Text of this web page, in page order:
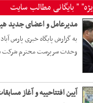
" بایگانی مطالب سایت
مدیرعامل و اعضای جدید
به گزارش پایگاه خبری پارس
وحدت سرپرست محترم شرکت
آیین افتتاحییه و آغاز